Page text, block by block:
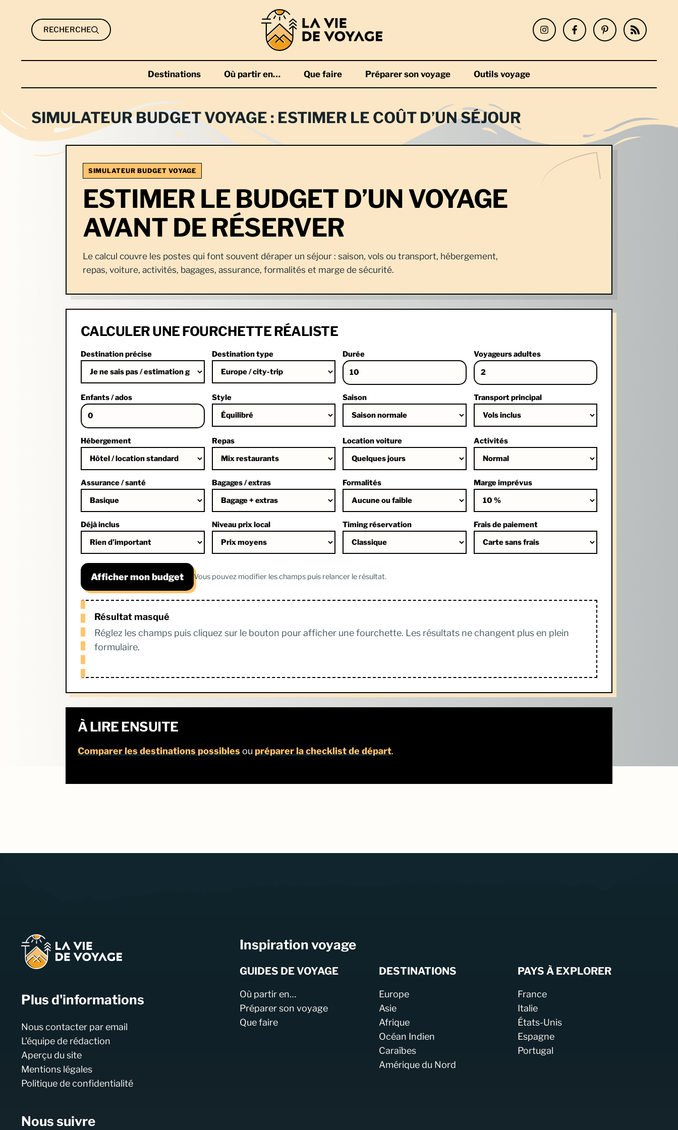
contenu
RECHERCHE
Destinations Où partir en… Que faire Préparer son voyage Outils voyage
SIMULATEUR BUDGET VOYAGE : ESTIMER LE COÛT D’UN SÉJOUR
SIMULATEUR BUDGET VOYAGE
ESTIMER LE BUDGET D’UN VOYAGE
AVANT DE RÉSERVER
Le calcul couvre les postes qui font souvent déraper un séjour : saison, vols ou transport, hébergement,
repas, voiture, activités, bagages, assurance, formalités et marge de sécurité.
CALCULER UNE FOURCHETTE RÉALISTE
Destination précise Destination type Durée Voyageurs adultes
Enfants / ados Style Saison Transport principal
Hébergement Repas Location voiture Activités
Assurance / santé Bagages / extras Formalités Marge imprévus
Déjà inclus Niveau prix local Timing réservation Frais de paiement
Afficher mon budget Vous pouvez modifier les champs puis relancer le résultat.
Résultat masqué
Réglez les champs puis cliquez sur le bouton pour afficher une fourchette. Les résultats ne changent plus en plein
formulaire.
À LIRE ENSUITE
Comparer les destinations possiblesou préparer la checklist de départ.
Plus d'informations
Nous contacter par email
L'équipe de rédaction
Aperçu du site
Mentions légales
Politique de confidentialité
Nous suivre
Inspiration voyage
GUIDES DE VOYAGE
Où partir en…
Préparer son voyage
Que faire
DESTINATIONS
Europe
Asie
Afrique
Océan Indien
Caraïbes
Amérique du Nord
PAYS À EXPLORER
France
Italie
États-Unis
Espagne
Portugal